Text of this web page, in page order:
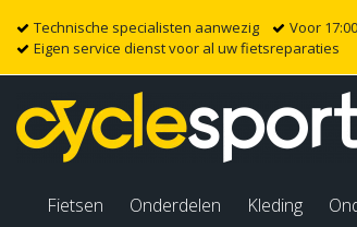
Technische specialisten aanwezig Voor
Eigen service dienst voor al uw fietsreparaties
Fietsen Onderdelen Kleding